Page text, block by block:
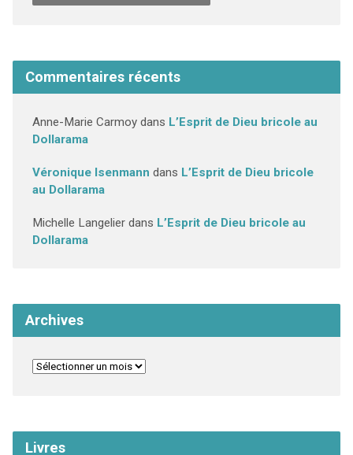
Commentaires récents
Anne-Marie Carmoydans L’Esprit de Dieu bricole au
Dollarama
Véronique Isenmann dans L’Esprit de Dieu bricole
au Dollarama
Michelle Langelierdans L’Esprit de Dieu bricole au
Dollarama
Archives
Livres